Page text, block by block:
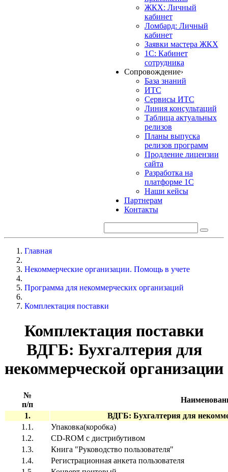
ЖКХ: Личный
кабинет
Ломбард: Личный
кабинет
Заявки мастера ЖКХ
1С: Кабинет
сотрудника
Сопровождение›
База знаний
ИТС
Сервисы ИТС
Линия консультаций
Таблица актуальных
релизов
Планы выпуска
релизов программ
Продление лицензии
сайта
Разработка на
платформе 1С
Наши кейсы
Партнерам
Контакты
Главная
Некоммерческие организации. Помощь в учете
Программа для некоммерческих организаций
Комплектация поставки
Комплектация поставки
ВДГБ: Бухгалтерия для
некоммерческой организации
№
п/п
1.
ВДГБ: Бухгалтерия для
1.1.
Упаковка(коробка)
1.2. СD-ROM с дистрибутивом
1.3.
Книга "Руководство пользователя"
1.4.
Регистрационная анкета пользователя